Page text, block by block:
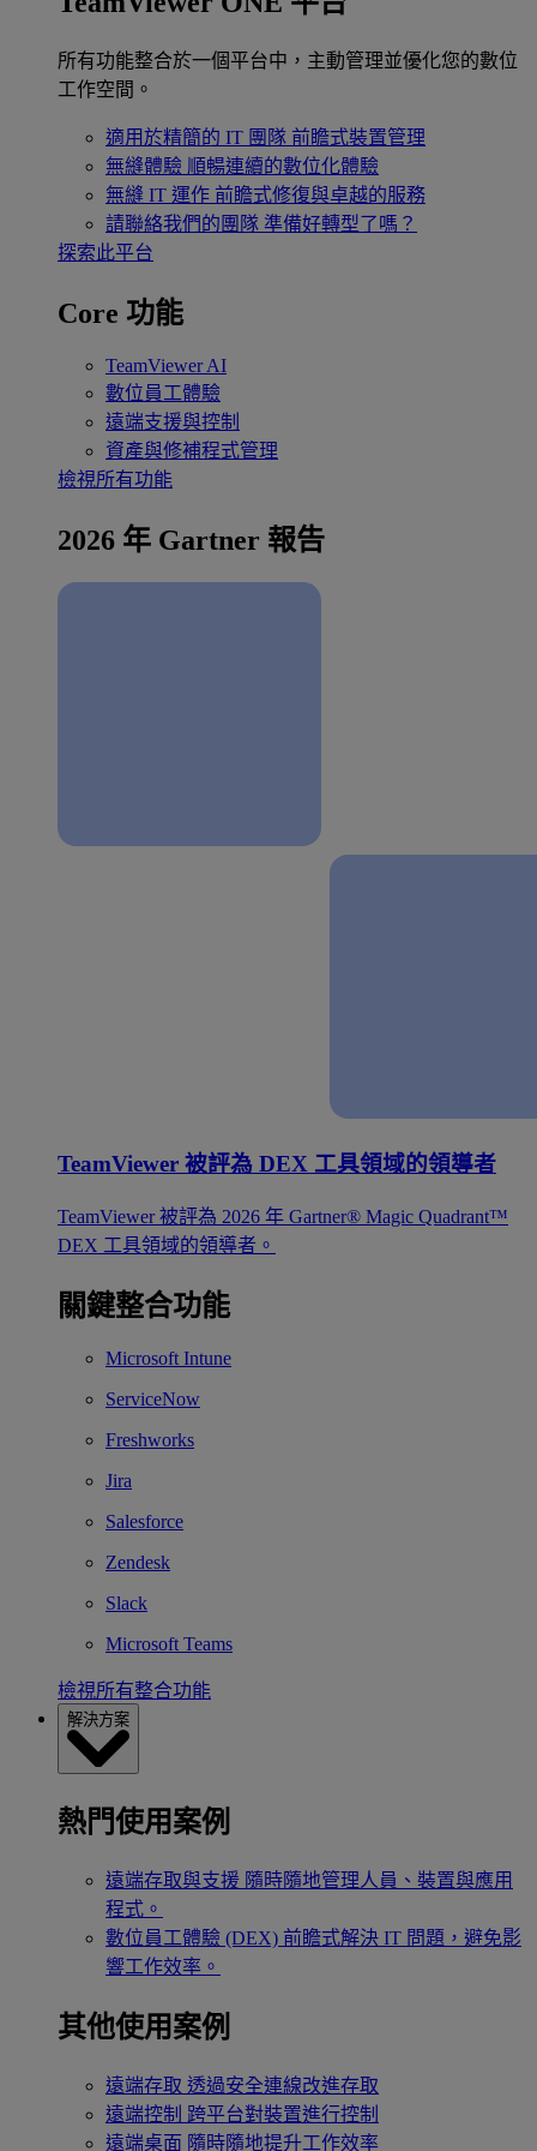
所有功能整合於一個平台中，主動管理並優化您的數位
工作空間。
適用於精簡的 IT 團隊 前瞻式裝置管理
無縫體驗 順暢連續的數位化體驗
無縫 IT 運作 前瞻式修復與卓越的服務
請聯絡我們的團隊 準備好轉型了嗎？
探索此平台
Core 功能
TeamViewer AI
數位員工體驗
遠端支援與控制
資產與修補程式管理
檢視所有功能
2026 年 Gartner 報告
TeamViewer 被評為 DEX 工具領域的領導者
TeamViewer 被評為 2026 年 Gartner® Magic Quadrant™
DEX 工具領域的領導者。
關鍵整合功能
Microsoft Intune
ServiceNow
Freshworks
Jira
Salesforce
Zendesk
Slack
Microsoft Teams
檢視所有整合功能
解決方案
熱門使用案例
遠端存取與支援 隨時隨地管理人員、裝置與應用
程式。
數位員工體驗 (DEX) 前瞻式解決 IT 問題，避免影
響工作效率。
其他使用案例
遠端存取 透過安全連線改進存取
遠端控制 跨平台對裝置進行控制
遠端桌面 隨時隨地提升工作效率